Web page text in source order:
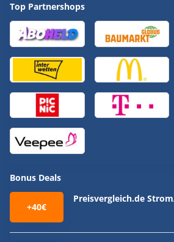
Top Partnershops
Bonus Deals
+40€
Preisvergleich.de